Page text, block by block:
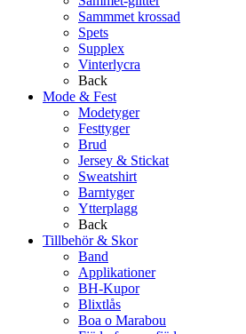
Sammmet krossad
Spets
Supplex
Vinterlycra
Back
Mode & Fest
Modetyger
Festtyger
Brud
Jersey & Stickat
Sweatshirt
Barntyger
Ytterplagg
Back
Tillbehör & Skor
Band
Applikationer
BH-Kupor
Blixtlås
Boa o Marabou